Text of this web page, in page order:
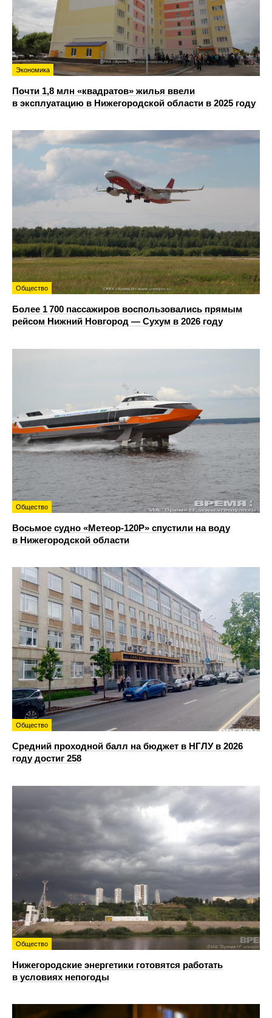
Экономика
Почти 1,8 млн «квадратов» жилья ввели
в эксплуатацию в Нижегородской области в 2025 году
Общество
Более 1 700 пассажиров воспользовались прямым
рейсом Нижний Новгород — Сухум в 2026 году
Общество
Восьмое судно «Метеор-120Р» спустили на воду
в Нижегородской области
Общество
Средний проходной балл на бюджет в НГЛУ в 2026
году достиг 258
Общество
Нижегородские энергетики готовятся работать
в условиях непогоды